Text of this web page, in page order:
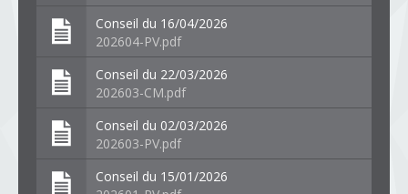
Conseil du 16/04/2026
202604-PV.pdf
Conseil du 22/03/2026
202603-CM.pdf
Conseil du 02/03/2026
202603-PV.pdf
Conseil du 15/01/2026